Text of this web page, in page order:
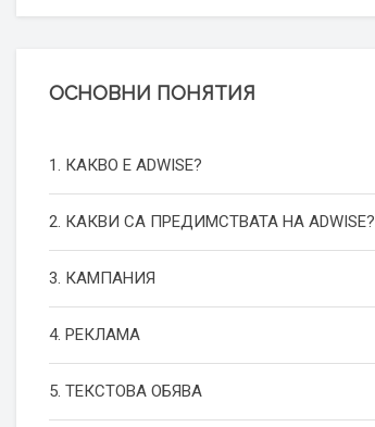
ОСНОВНИ ПОНЯТИЯ
1. КАКВО Е ADWISE?
2. КАКВИ СА ПРЕДИМСТВАТА НА ADWISE?
3. КАМПАНИЯ
4. РЕКЛАМА
5. ТЕКСТОВА ОБЯВА